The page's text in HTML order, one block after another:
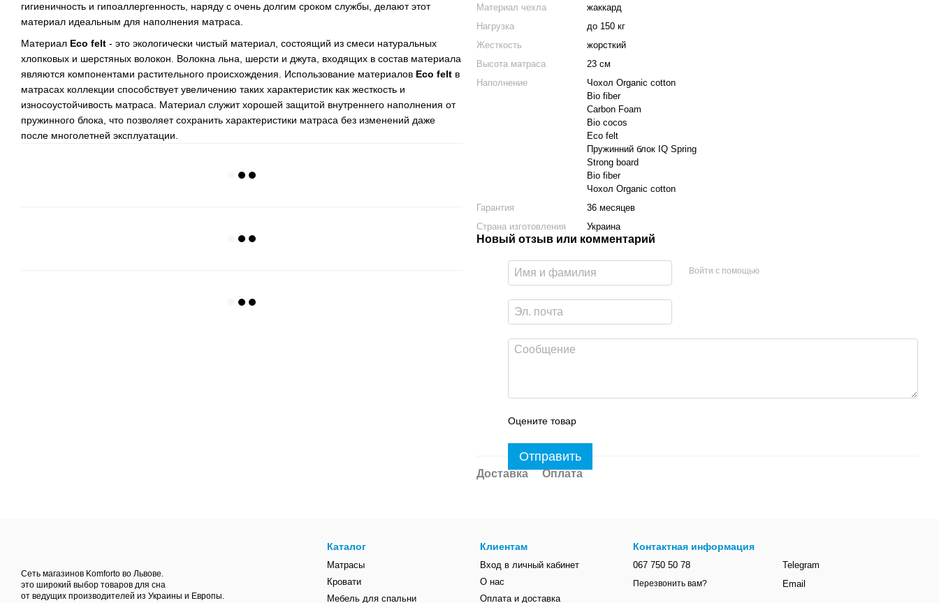
гигиеничность и гипоаллергенность, наряду с очень долгим сроком службы, делают этот
материал идеальным для наполнения матраса.
Материал Eco felt - это экологически чистый материал, состоящий из смеси натуральных
хлопковых и шерстяных волокон. Волокна льна, шерсти и джута, входящих в состав материала
являются компонентами растительного происхождения. Использование материалов Eco felt в
матрасах коллекции способствует увеличению таких характеристик как жесткость и
износоустойчивость матраса. Материал служит хорошей защитой внутреннего наполнения от
пружинного блока, что позволяет сохранить характеристики матраса без изменений даже
после многолетней эксплуатации.
Материал чехла
жаккард
Нагрузка
до 150 кг
Жесткость
жорсткий
Высота матраса
23 см
Наполнение
Чохол Organic cotton
Bio fiber
Carbon Foam
Bio cocos
Eco felt
Пружинний блок IQ Spring
Strong board
Bio fiber
Чохол Organic cotton
Гарантия
36 месяцев
Страна изготовления
Украина
Новый отзыв или комментарий
Войти с помощью
Оцените товар
Отправить
Доставка Оплата
Сеть магазинов Komforto во Львове.
это широкий выбор товаров для сна
от ведущих производителей из Украины и Европы.
Каталог
Матрасы
Кровати
Мебель для спальни
Клиентам
Вход в личный кабинет
О нас
Оплата и доставка
Контактная информация
067 750 50 78
Перезвонить вам?
Telegram
Email